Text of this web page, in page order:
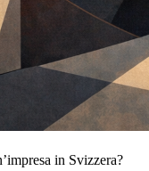
in Svizzera?